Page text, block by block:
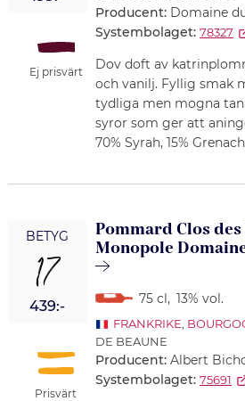
Ej prisvärt
Producent: Domaine
Systembolaget: 78327
Dov doft av
och vanilj. Fyllig smak
tydliga men mogna
syror som ger att
70% Syrah, 15%
BETYG
17
439:-
Prisvärt
Pommard Clos
Monopole
75 cl , 13% vol.
FRANKRIKE,
DE BEAUNE
Producent: Albert
Systembolaget: 75691